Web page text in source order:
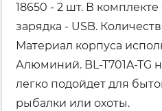
18650 - 2 шт. В
зарядка - USB.
Материал корпуса
Алюминий. BL-T701A-TG
легко подойдет для
рыбалки или охоты.